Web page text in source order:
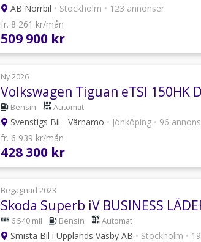
AB Norrbil • Stockholm • 123 annonser
fr. 8 261 kr/mån
509 900 kr
Ny 2026
Volkswagen Tiguan eTSI 150HK
Bensin Automat
Svenstigs Bil - Värnamo • Jönköping • 96
fr. 6 939 kr/mån
428 300 kr
Begagnad 2023
6 540 mil Bensin Automat
Smista Bil i Upplands Väsby AB • Stockholm •